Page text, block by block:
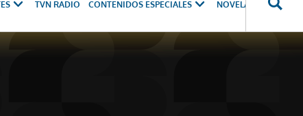
TVN RADIO CONTENIDOS ESPECIALES NOVELAS